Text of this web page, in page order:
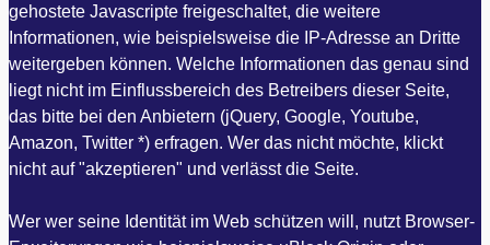
gehostete Javascripte freigeschaltet, die weitere
Informationen, wie beispielsweise die IP-Adresse an Dritte
weitergeben können. Welche Informationen das genau sind
liegt nicht im Einflussbereich des Betreibers dieser Seite,
das bitte bei den Anbietern (jQuery, Google, Youtube,
Amazon, Twitter *) erfragen. Wer das nicht möchte, klickt
nicht auf "akzeptieren" und verlässt die Seite.
Wer wer seine Identität im Web schützen will, nutzt Browser-